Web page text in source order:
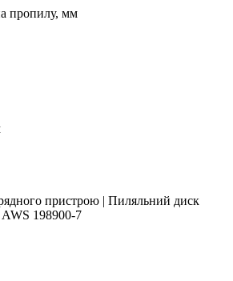
пропилу, мм
пристрою | Пиляльний диск
198900-7